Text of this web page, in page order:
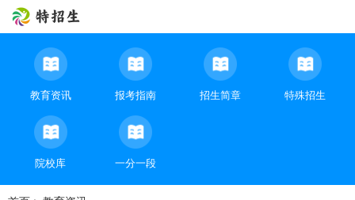
教育资讯 报考指南 招生简章 特殊招生
院校库 一分一段